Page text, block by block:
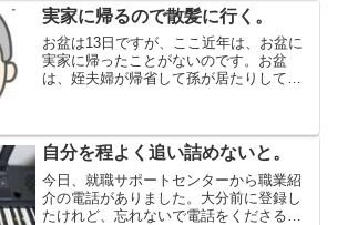
格安店 今の店に収まるまでうちの町に
は、格安の散髪屋のグルー...
実家に帰るので散髪に行く。
お盆は13日ですが、ここ近年は、お盆に
実家に帰ったことがないのです。お盆
は、姪夫婦が帰省して孫が居たりしてわ
に帰ることにしています。雨も降って幾
分涼しいので、いまのうち...
自分を程よく追い詰めないと。
今日、就職サポートセンターから職業紹
介の電話がありました。大分前に登録し
たけれど、忘れないで電話をくださるの